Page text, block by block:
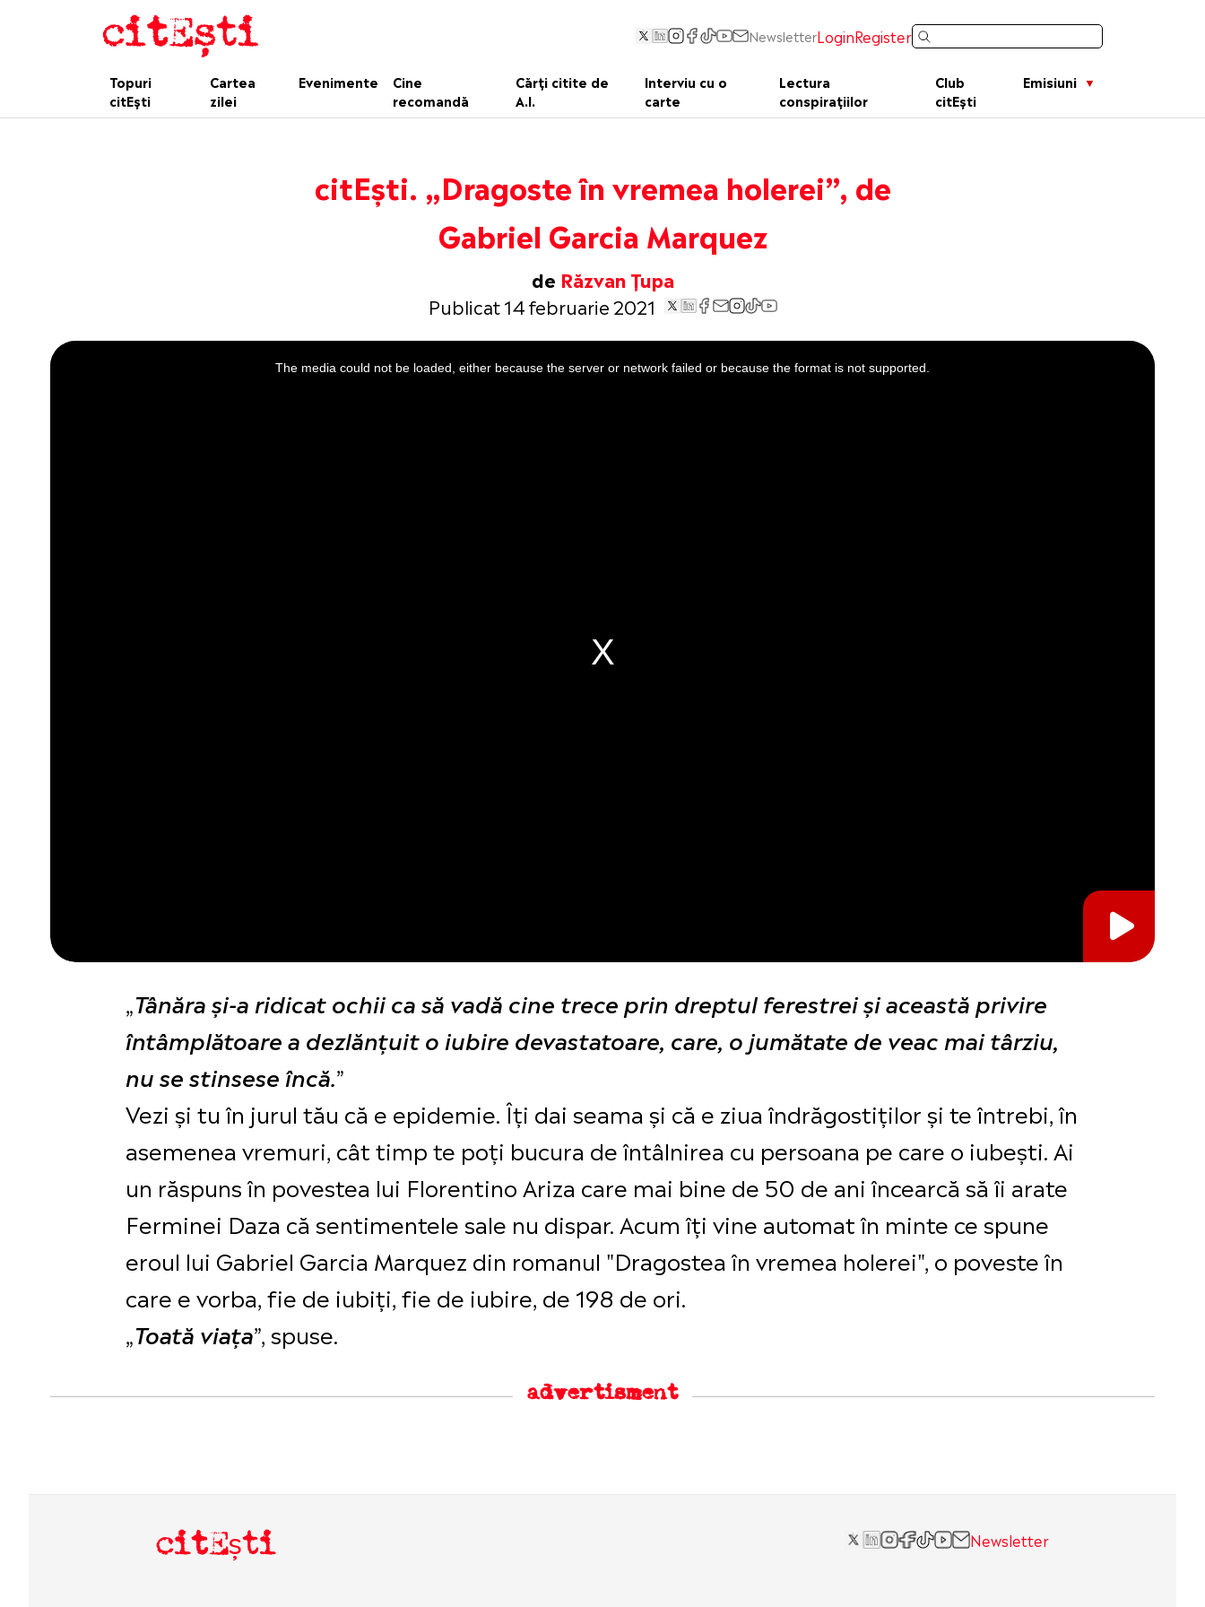
NewsletterLoginRegister
Topuri
citEști
Cartea
zilei
Evenimente
Cine
recomandă
Cărți citite de
A.I.
Interviu cu o
carte
Lectura
conspirațiilor
Club
citEști
Emisiuni
citEști. „Dragoste în vremea holerei”, de
Gabriel Garcia Marquez
de Răzvan Țupa
Publicat 14 februarie 2021
This
is
a
The media could not be loaded, either because the server or network failed or because the format is not supported.
„Tânăra şi-a ridicat ochii ca să vadă cine trece prin dreptul ferestrei şi această privire
întâmplătoare a dezlănțuit o iubire devastatoare, care, o jumătate de veac mai târziu,
nu se stinsese încă.”
Vezi și tu în jurul tău că e epidemie. Îți dai seama și că e ziua îndrăgostiților și te întrebi, în
asemenea vremuri, cât timp te poți bucura de întâlnirea cu persoana pe care o iubești. Ai
un răspuns în povestea lui Florentino Ariza care mai bine de 50 de ani încearcă să îi arate
Ferminei Daza că sentimentele sale nu dispar. Acum îți vine automat în minte ce spune
eroul lui Gabriel Garcia Marquez din romanul "Dragostea în vremea holerei", o poveste în
care e vorba, fie de iubiți, fie de iubire, de 198 de ori.
„Toată viața”, spuse.
advertisment
citEști Newsletter